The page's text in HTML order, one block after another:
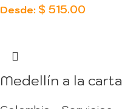
Desde: $ 515.00
Medellín a la carta